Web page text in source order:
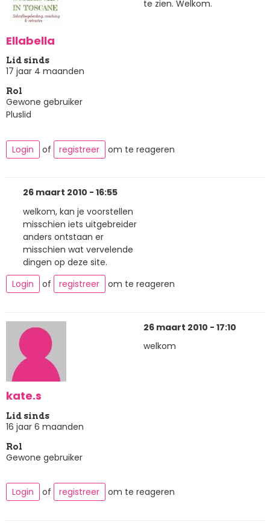
Ellabella
Lid sinds
17 jaar 4 maanden
Rol
Gewone gebruiker
Pluslid
te zien. Welkom.
Login of registreer om te reageren
26 maart 2010 - 16:55
welkom, kan je voorstellen
misschien iets uitgebreider
anders ontstaan er
misschien wat vervelende
dingen op deze site.
Login
of registreer om te reageren
kate.s
Lid sinds
16 jaar 6 maanden
Rol
Gewone gebruiker
26 maart 2010 - 17:10
welkom
Login of registreer om te reageren